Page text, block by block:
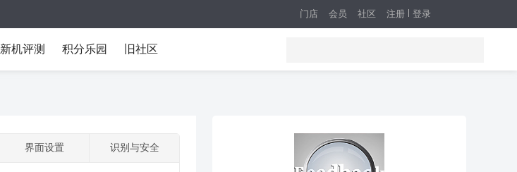
注册 登录
门店 会员 社区
新机评测 积分乐园 旧社区
界面设置 识别与安全